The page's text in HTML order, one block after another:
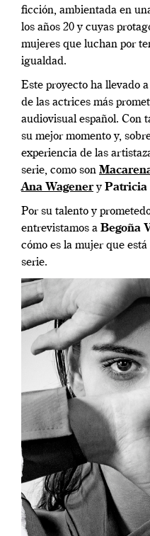
ficción, ambientada en
los años 20 y cuyas
mujeres que luchan por
igualdad.
Este proyecto ha llevado a
de las actrices más
audiovisual español. Con
su mejor momento y,
experiencia de las
serie, como son
Ana WageneryPatricia
Por su talento y
entrevistamos a Begoña
cómo es la mujer que
serie.